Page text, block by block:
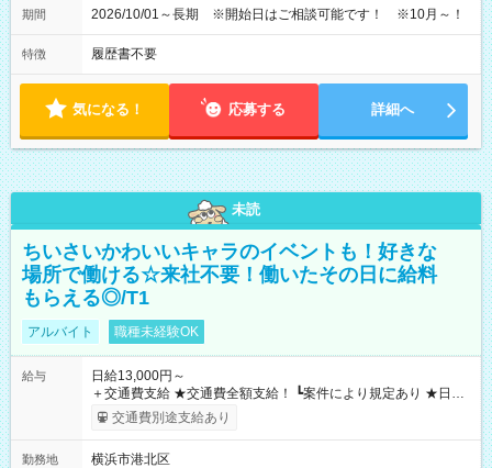
期間 2026/10/01～長期 ※開始日はご相談可能です！ ※10月～！
特徴 履歴書不要
気になる！ 応募する 詳細へ
未読
ちいさいかわいいキャラのイベントも！好きな
場所で働ける☆来社不要！働いたその日に給料
もらえる◎/T1
アルバイト 職種未経験OK
給与
日給13,000円～
＋交通費支給 ★交通費全額支給！ ┗案件により規定あり ★日払
いOK！（規定あり） ┗働いたその日に現金GET♪ お仕事後はコ
ンビニATMから 日払い分を引き落とせます！ 【試用期間】試
交通費別途支給あり
勤務地
横浜市港北区